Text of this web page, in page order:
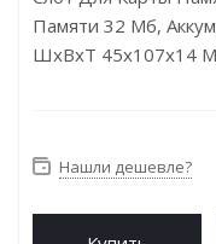
Памяти 32 Мб,
ШxВxТ 45x107x14
Нашли дешевле?